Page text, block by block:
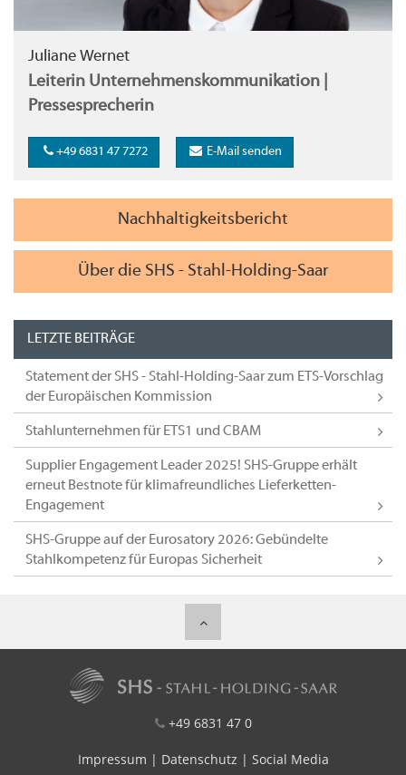
Juliane Wernet
Leiterin Unternehmenskommunikation |
Pressesprecherin
+49 6831 47 7272 E-Mail senden
Nachhaltigkeitsbericht
Über die SHS - Stahl-Holding-Saar
LETZTE BEITRÄGE
Statement der SHS - Stahl-Holding-Saar zum ETS-Vorschlag
der Europäischen Kommission
Stahlunternehmen für ETS1 und CBAM
Supplier Engagement Leader 2025! SHS-Gruppe erhält
erneut Bestnote für klimafreundliches Lieferketten-
Engagement
SHS-Gruppe auf der Eurosatory 2026: Gebündelte
Stahlkompetenz für Europas Sicherheit
+49 6831 47 0
Impressum | Datenschutz | Social Media